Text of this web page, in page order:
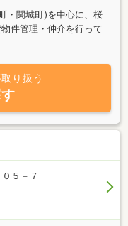
・関城町)を中心に、桜
件管理・仲介を行って
ますので、お気軽にお
り扱う
５－７